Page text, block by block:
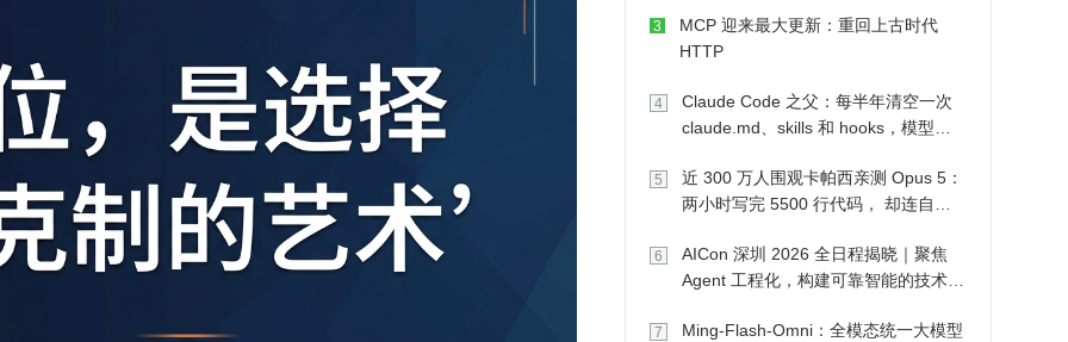
3
MCP 迎来最大更新：重回上古时代
HTTP
4
Claude Code 之父：每半年清空一次
claude.md、skills 和 hooks，模型自
5
近 300 万人围观卡帕西亲测 Opus 5：
两小时写完 5500 行代码， 却连自己
6
AICon 深圳 2026 全日程揭晓｜聚焦
Agent 工程化，构建可靠智能的技术路
7
Ming-Flash-Omni：全模态统一大模型